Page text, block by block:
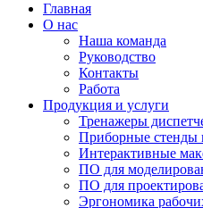
Главная
О нас
Наша команда
Руководство
Контакты
Работа
Продукция и услуги
Тренажеры
Приборные стенды
Интерактивные
ПО для
ПО для
Эргономика